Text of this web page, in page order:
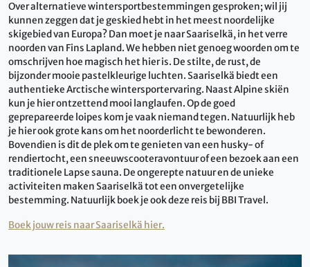
Over alternatieve wintersportbestemmingen gesproken; wil jij
kunnen zeggen dat je geskied hebt in het meest noordelijke
skigebied van Europa? Dan moet je naar Saariselkä, in het verre
noorden van Fins Lapland. We hebben niet genoeg woorden om te
omschrijven hoe magisch het hier is. De stilte, de rust, de
bijzonder mooie pastelkleurige luchten. Saariselkä biedt een
authentieke Arctische wintersportervaring. Naast Alpine skiën
kun je hier ontzettend mooi langlaufen. Op de goed
geprepareerde loipes kom je vaak niemand tegen. Natuurlijk heb
je hier ook grote kans om het noorderlicht te bewonderen.
Bovendien is dit de plek om te genieten van een husky- of
rendiertocht, een sneeuwscooteravontuur of een bezoek aan een
traditionele Lapse sauna. De ongerepte natuur en de unieke
activiteiten maken Saariselkä tot een onvergetelijke
bestemming. Natuurlijk boek je ook deze reis bij BBI Travel.
Boek jouw reis naar Saariselkä hier.